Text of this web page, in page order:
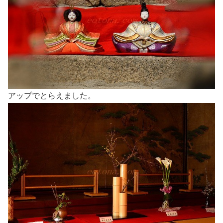
アップでとらえました。